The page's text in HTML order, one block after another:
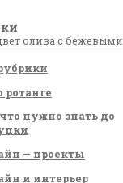
олива с бежевыми
ротанге
что нужно знать до
— проекты
и интерьер